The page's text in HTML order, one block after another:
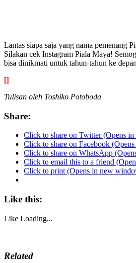
Lantas siapa saja yang nama pemenang
Silakan cek Instagram Piala Maya!
bisa dinikmati untuk tahun-tahun ke
[]
Tulisan oleh Toshiko Potoboda
Share:
Click to share on Twitter (Opens
Click to share on Facebook
Click to share on WhatsApp
Click to email this to a friend
Click to print (Opens in new
Like this:
Like Loading...
Related